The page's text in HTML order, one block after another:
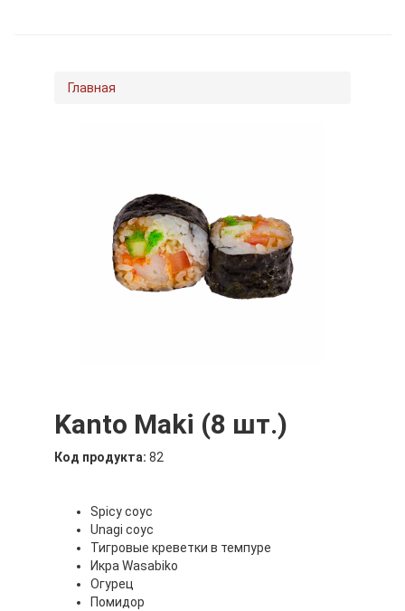
Главная
Kanto Maki (8 шт.)
Код продукта: 82
Spicy соус
Unagi соус
Тигровые креветки в темпуре
Икра Wasabiko
Огурец
Помидор